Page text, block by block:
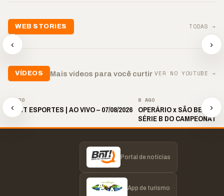
WEB STORIES TODAS →
‹
📢💜 Agosto Lilás
reforça combate à
violência contra a
mulher
📢 Noite
chega
oração
›
VÍDEOS Mais vídeos para você curtir VER NO YOUTUBE →
‹
8 AGO
🎙️ BNT ESPORTES | AO VIVO – 07/08/2026
8 AGO
OPERÁRIO x SÃO
SÉRIE B DO
2026 | 19H30
›
Portal de notícias
App de turismo